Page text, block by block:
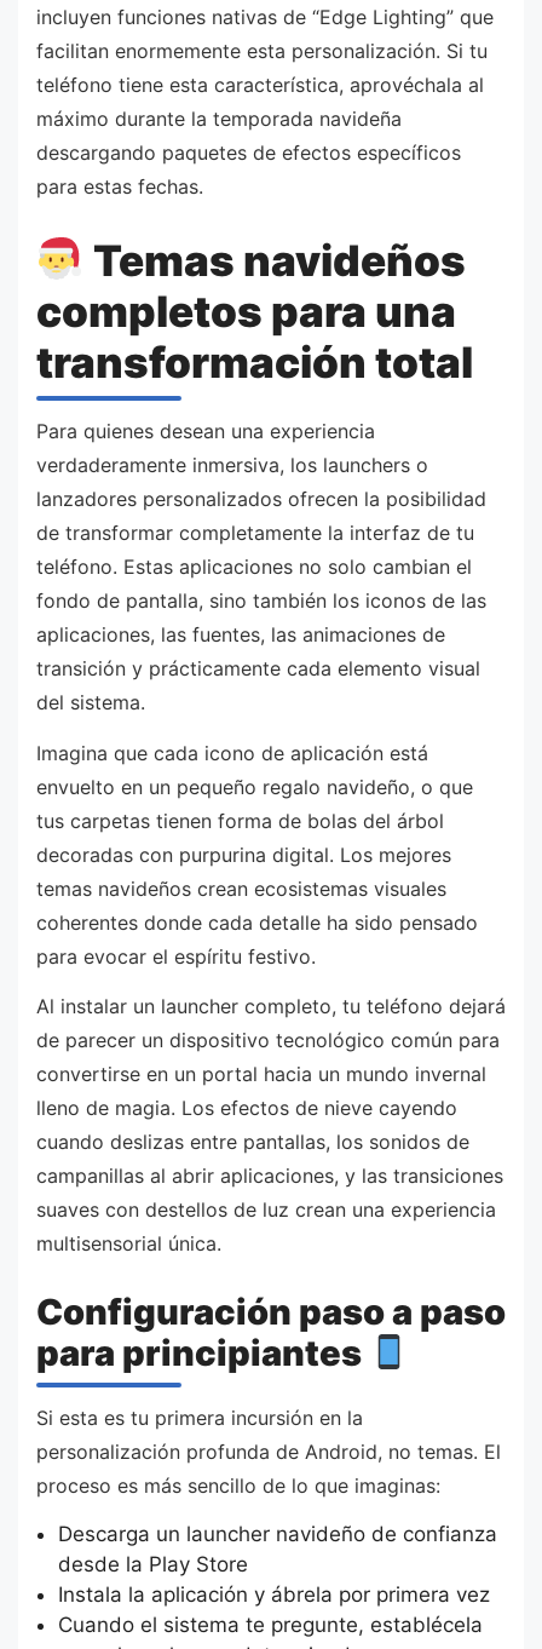
incluyen funciones nativas de “Edge Lighting” que
facilitan enormemente esta personalización. Si tu
teléfono tiene esta característica, aprovéchala al
máximo durante la temporada navideña
descargando paquetes de efectos específicos
para estas fechas.
Temas navideños
completos para una
transformación total
Para quienes desean una experiencia
verdaderamente inmersiva, los launchers o
lanzadores personalizados ofrecen la posibilidad
de transformar completamente la interfaz de tu
teléfono. Estas aplicaciones no solo cambian el
fondo de pantalla, sino también los iconos de las
aplicaciones, las fuentes, las animaciones de
transición y prácticamente cada elemento visual
del sistema.
Imagina que cada icono de aplicación está
envuelto en un pequeño regalo navideño, o que
tus carpetas tienen forma de bolas del árbol
decoradas con purpurina digital. Los mejores
temas navideños crean ecosistemas visuales
coherentes donde cada detalle ha sido pensado
para evocar el espíritu festivo.
Al instalar un launcher completo, tu teléfono dejará
de parecer un dispositivo tecnológico común para
convertirse en un portal hacia un mundo invernal
lleno de magia. Los efectos de nieve cayendo
cuando deslizas entre pantallas, los sonidos de
campanillas al abrir aplicaciones, y las transiciones
suaves con destellos de luz crean una experiencia
multisensorial única.
Configuración paso a paso
para principiantes
Si esta es tu primera incursión en la
personalización profunda de Android, no temas. El
proceso es más sencillo de lo que imaginas:
Descarga un launcher navideño de confianza
desde la Play Store
Instala la aplicación y ábrela por primera vez
Cuando el sistema te pregunte, establécela